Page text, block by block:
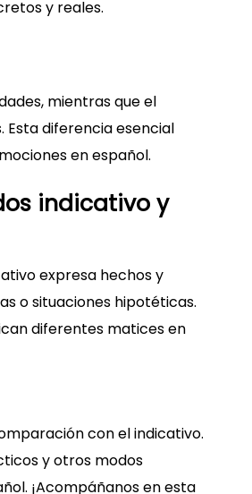
y reales.
mientras que el
Esta diferencia esencial
en español.
indicativo y
expresa hechos y
o situaciones hipotéticas.
diferentes matices en
con el indicativo.
y otros modos
¡Acompáñanos en esta